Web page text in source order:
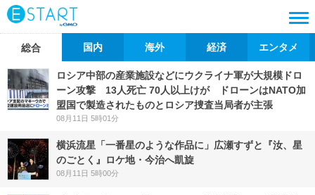
総合 国内 海外 経済 エンタメ
ロシア中部の産業施設などにウクライナ軍が大規模ドロ
ーン攻撃 13人死亡 70人以上けが ドローンはNATO加
盟国で製造されたものとロシア捜査当局者が主張
08月11日 5時01分
横浜流星「一番星のような作品に」広瀬すずと『汝、星
のごとく』ロケ地・今治へ凱旋
08月11日 5時00分